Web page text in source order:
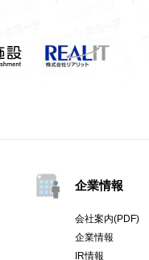
企業情報
会社案内(PDF)
企業情報
IR情報